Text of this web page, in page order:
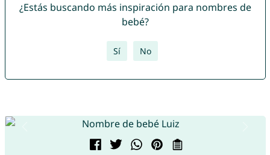
¿Estás buscando más inspiración para nombres de
bebé?
Sí No